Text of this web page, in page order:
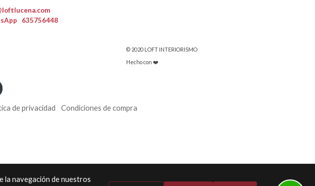
635756448
© 2020 LOFT INTERIORISMO
Hecho con ❤️
de privacidad Condiciones de compra
la navegación de nuestros